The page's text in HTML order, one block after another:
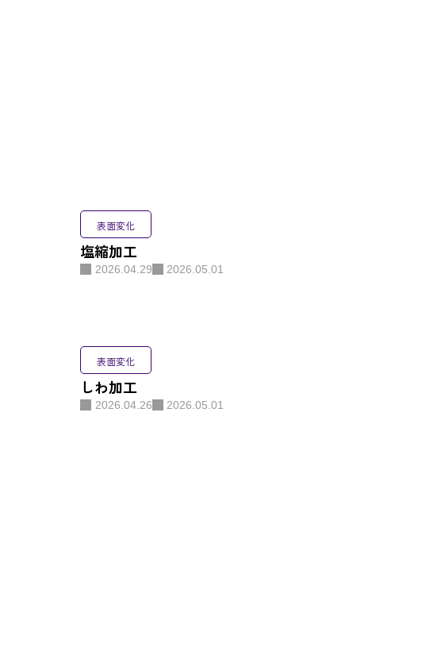
プライバシーポリシー
表面変化
塩縮加工
2026.04.29 2026.05.01
表面変化
しわ加工
2026.04.26 2026.05.01